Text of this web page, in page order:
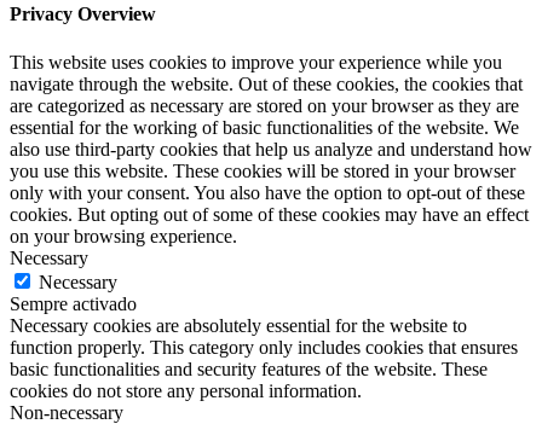
Privacy Overview
This website uses cookies to improve your experience while you
navigate through the website. Out of these cookies, the cookies that
are categorized as necessary are stored on your browser as they are
essential for the working of basic functionalities of the website. We
also use third-party cookies that help us analyze and understand how
you use this website. These cookies will be stored in your browser
only with your consent. You also have the option to opt-out of these
cookies. But opting out of some of these cookies may have an effect
on your browsing experience.
Necessary
Necessary
Sempre activado
Necessary cookies are absolutely essential for the website to
function properly. This category only includes cookies that ensures
basic functionalities and security features of the website. These
cookies do not store any personal information.
Non-necessary